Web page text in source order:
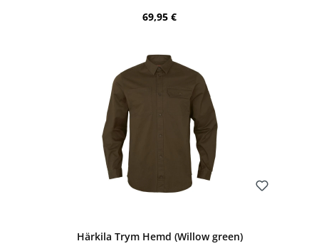
Regulärer Preis:
69,95 €
Härkila Trym Hemd (Willow green)